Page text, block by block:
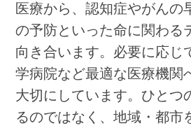
医療から、認知症やがんの
の予防といった命に関わる
向き合います。必要に応じ
学病院など最適な医療機関
大切にしています。ひとつ
るのではなく、地域・都市